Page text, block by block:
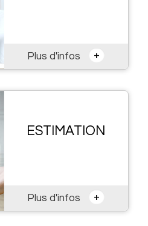
Plus d'infos +
ESTIMATION
Plus d'infos +